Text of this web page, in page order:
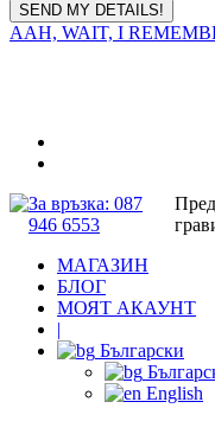
AAH, WAIT, I
За връзка: 087
946 6553
МАГАЗИН
БЛОГ
МОЯТ АКАУНТ
|
Български
English